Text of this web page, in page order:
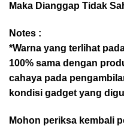
Maka Dianggap Tidak
Notes :
*Warna yang terlihat
100% sama dengan
cahaya pada
kondisi gadget yang
Mohon periksa kembali